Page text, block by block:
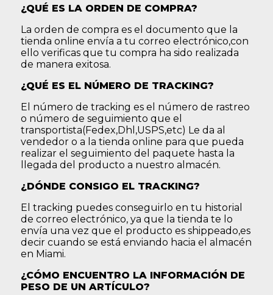
¿QUÉ ES LA ORDEN DE COMPRA?
La orden de compra es el documento que la
tienda online envía a tu correo electrónico,con
ello verificas que tu compra ha sido realizada
de manera exitosa.
¿QUÉ ES EL NÚMERO DE TRACKING?
El número de tracking es el número de rastreo
o número de seguimiento que el
transportista(Fedex,Dhl,USPS,etc) Le da al
vendedor o a la tienda online para que pueda
realizar el seguimiento del paquete hasta la
llegada del producto a nuestro almacén.
¿DÓNDE CONSIGO EL TRACKING?
El tracking puedes conseguirlo en tu historial
de correo electrónico, ya que la tienda te lo
envía una vez que el producto es shippeado,es
decir cuando se está enviando hacia el almacén
en Miami.
¿CÓMO ENCUENTRO LA INFORMACIÓN DE
PESO DE UN ARTÍCULO?